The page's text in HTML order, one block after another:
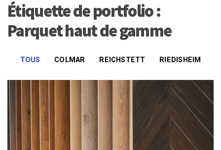
Étiquette de portfolio :
Parquet haut de gamme
TOUS COLMAR REICHSTETT RIEDISHEIM